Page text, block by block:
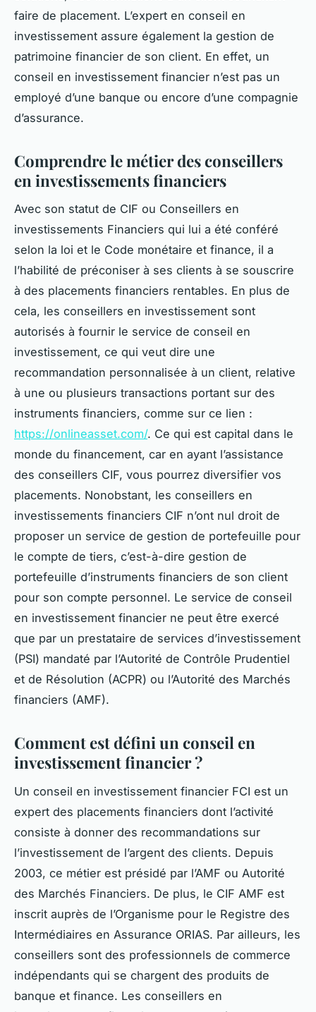
faire de placement. L’expert en conseil en
investissement assure également la gestion de
patrimoine financier de son client. En effet, un
conseil en investissement financier n’est pas un
employé d’une banque ou encore d’une compagnie
d’assurance.
Comprendre le métier des conseillers
en investissements financiers
Avec son statut de CIF ou Conseillers en
investissements Financiers qui lui a été conféré
selon la loi et le Code monétaire et finance, il a
l’habilité de préconiser à ses clients à se souscrire
à des placements financiers rentables. En plus de
cela, les conseillers en investissement sont
autorisés à fournir le service de conseil en
investissement, ce qui veut dire une
recommandation personnalisée à un client, relative
à une ou plusieurs transactions portant sur des
instruments financiers, comme sur ce lien :
https://onlineasset.com/. Ce qui est capital dans le
monde du financement, car en ayant l’assistance
des conseillers CIF, vous pourrez diversifier vos
placements. Nonobstant, les conseillers en
investissements financiers CIF n’ont nul droit de
proposer un service de gestion de portefeuille pour
le compte de tiers, c’est-à-dire gestion de
portefeuille d’instruments financiers de son client
pour son compte personnel. Le service de conseil
en investissement financier ne peut être exercé
que par un prestataire de services d’investissement
(PSI) mandaté par l’Autorité de Contrôle Prudentiel
et de Résolution (ACPR) ou l’Autorité des Marchés
financiers (AMF).
Comment est défini un conseil en
investissement financier ?
Un conseil en investissement financier FCI est un
expert des placements financiers dont l’activité
consiste à donner des recommandations sur
l’investissement de l’argent des clients. Depuis
2003, ce métier est présidé par l’AMF ou Autorité
des Marchés Financiers. De plus, le CIF AMF est
inscrit auprès de l’Organisme pour le Registre des
Intermédiaires en Assurance ORIAS. Par ailleurs, les
conseillers sont des professionnels de commerce
indépendants qui se chargent des produits de
banque et finance. Les conseillers en